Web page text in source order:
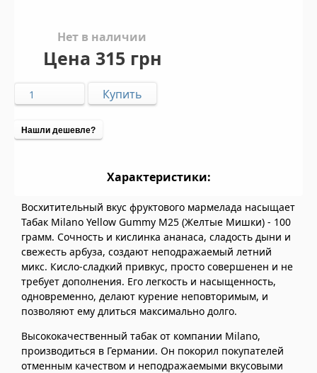
Нет в наличии
Цена 315 грн
Нашли дешевле?
Характеристики:
Восхитительный вкус фруктового мармелада насыщает
Табак Milano Yellow Gummy M25 (Желтые Мишки) - 100
грамм. Сочность и кислинка ананаса, сладость дыни и
свежесть арбуза, создают неподражаемый летний
микс. Кисло-сладкий привкус, просто совершенен и не
требует дополнения. Его легкость и насыщенность,
одновременно, делают курение неповторимым, и
позволяют ему длиться максимально долго.
Высококачественный табак от компании Milano,
производиться в Германии. Он покорил покупателей
отменным качеством и неподражаемыми вкусовыми